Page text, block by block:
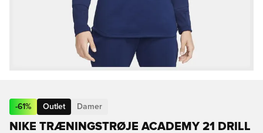
-61% Outlet Damer
NIKE TRÆNINGSTRØJE ACADEMY 21 DRILL